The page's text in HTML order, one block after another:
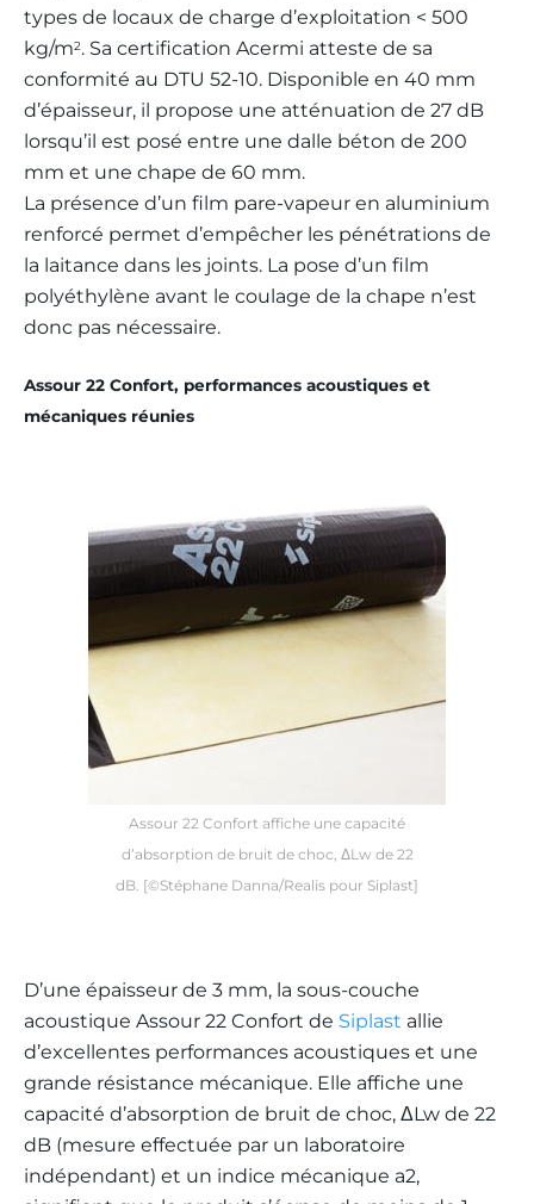
types de locaux de charge d’exploitation < 500
kg/m2. Sa certification Acermi atteste de sa
conformité au DTU 52-10. Disponible en 40 mm
d’épaisseur, il propose une atténuation de 27 dB
lorsqu’il est posé entre une dalle béton de 200
mm et une chape de 60 mm.
La présence d’un film pare-vapeur en aluminium
renforcé permet d’empêcher les pénétrations de
la laitance dans les joints. La pose d’un film
polyéthylène avant le coulage de la chape n’est
donc pas nécessaire.
Assour 22 Confort, performances acoustiques et
mécaniques réunies
Assour 22 Confort affiche une capacité
d’absorption de bruit de choc, ΔLw de 22
dB. [©Stéphane Danna/Realis pour Siplast]
D’une épaisseur de 3 mm, la sous-couche
acoustique Assour 22 Confort de Siplast allie
d’excellentes performances acoustiques et une
grande résistance mécanique. Elle affiche une
capacité d’absorption de bruit de choc, ΔLw de 22
dB (mesure effectuée par un laboratoire
indépendant) et un indice mécanique a2,